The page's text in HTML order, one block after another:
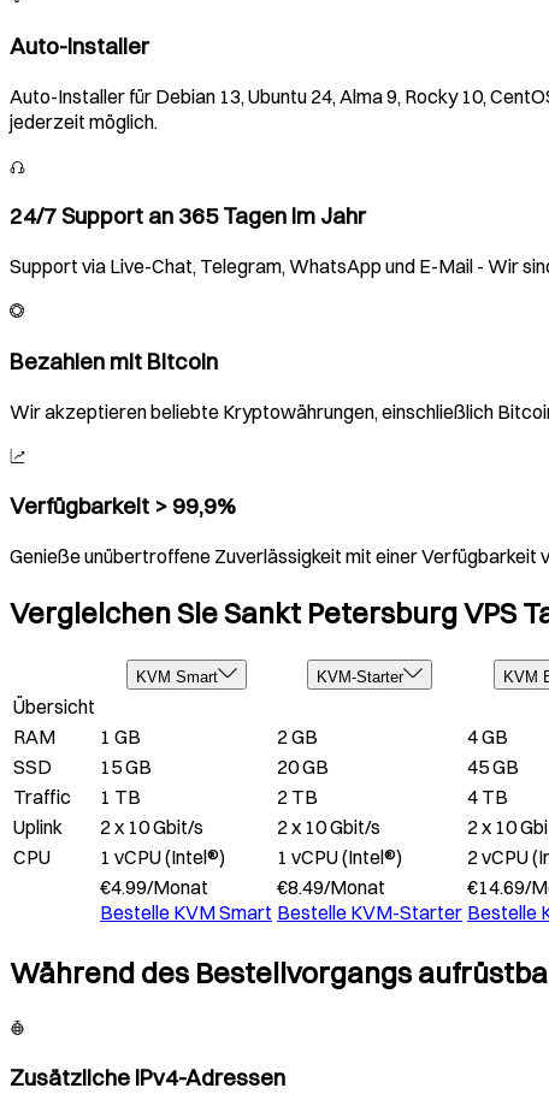
Auto-Installer
Auto-Installer für Debian 13, Ubuntu 24, Alma 9, Rocky 10,
jederzeit möglich.
24/7 Support an 365 Tagen im Jahr
Support via Live-Chat, Telegram, WhatsApp und E-Mail - Wir
Bezahlen mit Bitcoin
Wir akzeptieren beliebte Kryptowährungen, einschließlich
Verfügbarkeit > 99,9%
Genieße unübertroffene Zuverlässigkeit mit einer Verfügbarkeit
Vergleichen Sie Sankt Petersburg VPS
KVM Smart KVM-Starter KVM
Übersicht
RAM
1 GB 2 GB
4 GB
SSD
15 GB 20 GB
45 GB
Traffic
1 TB 2 TB
4 TB
Uplink
2 x 10 Gbit/s 2 x 10 Gbit/s
2 x 10
CPU
1 vCPU (Intel®) 1 vCPU (Intel®)
2 vCPU
€4.99/Monat
Bestelle KVM Smart
€8.49/Monat
Bestelle KVM-Starter
€14.69/
Bestelle
Während des Bestellvorgangs
Zusätzliche IPv4-Adressen